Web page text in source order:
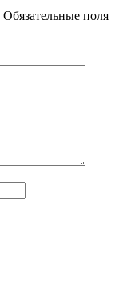
Обязательные поля